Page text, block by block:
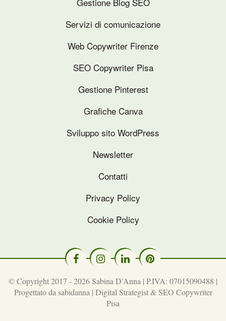
Servizi di comunicazione
Web Copywriter Firenze
SEO Copywriter Pisa
Gestione Pinterest
Grafiche Canva
Sviluppo sito WordPress
Newsletter
Contatti
Privacy Policy
Cookie Policy
© Copyright 2017 - 2026 Sabina D'Anna | P.IVA: 07015090488 |
Progettato da sabidanna | Digital Strategist & SEO Copywriter
Pisa